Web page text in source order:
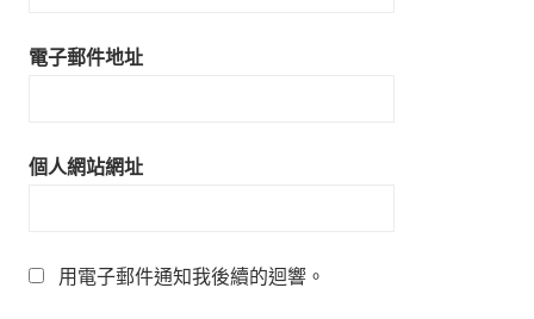
電子郵件地址
個人網站網址
用電子郵件通知我後續的迴響。